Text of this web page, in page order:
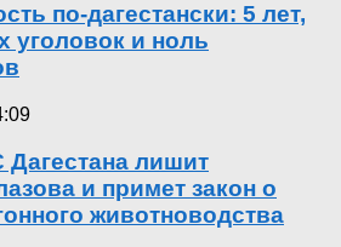
по-дагестански: 5 лет,
уголовок и ноль
лишит
и примет закон о
животноводства